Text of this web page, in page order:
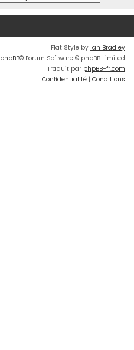
Flat Style by Ian Bradley
phpBB® Forum Software © phpBB Limited
Traduit par phpBB-fr.com
Confidentialité | Conditions